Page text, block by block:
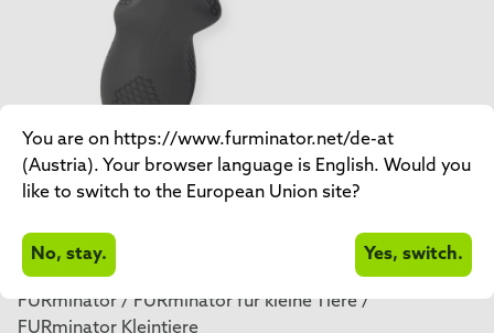
FURminator / FURminator für kleine Tiere /
FURminator Kleintiere
You are on https://www.furminator.net/de-at
(Austria). Your browser language is English. Would you
like to switch to the European Union site?
No, stay. Yes, switch.